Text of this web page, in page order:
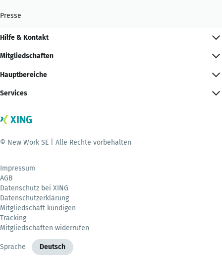
Presse
Hilfe & Kontakt
Mitgliedschaften
Hauptbereiche
Services
© New Work SE | Alle Rechte vorbehalten
Impressum
AGB
Datenschutz bei XING
Datenschutzerklärung
Mitgliedschaft kündigen
Tracking
Mitgliedschaften widerrufen
Sprache Deutsch